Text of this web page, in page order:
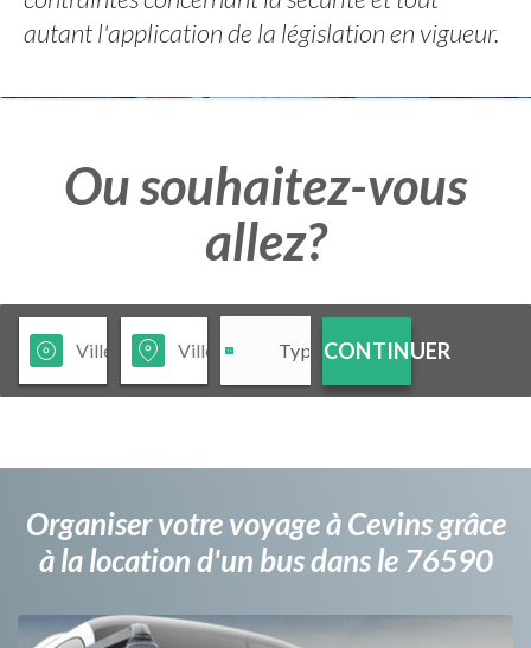
autant l'application de la législation en vigueur.
Ou souhaitez-vous
allez?
CONTINUER
Organiser votre voyage à Cevins grâce
à la location d'un bus dans le 76590